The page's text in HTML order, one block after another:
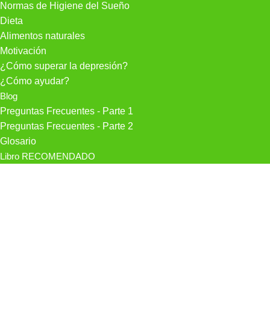
Normas de Higiene del Sueño
Dieta
Alimentos naturales
Motivación
¿Cómo superar la depresión?
¿Cómo ayudar?
Blog
Preguntas Frecuentes - Parte 1
Preguntas Frecuentes - Parte 2
Glosario
Libro RECOMENDADO